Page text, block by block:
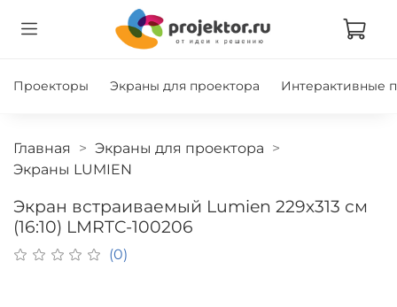
Проекторы Экраны для проектора Интерактивные
Главная
Экраны для проектора
Экраны LUMIEN
Экран встраиваемый Lumien 229х313 см
(16:10) LMRTC-100206
(0)